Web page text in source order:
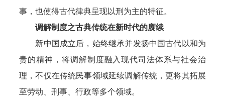
事，也使得古代律典呈现以刑为主的特征。
调解制度之古典传统在新时代的赓续
新中国成立后，始终继承并发扬中国古代以和为
贵的精神，将调解制度融入现代司法体系与社会治
理，不仅在传统民事领域延续调解传统，更将其拓展
至劳动、刑事、行政等多个领域。